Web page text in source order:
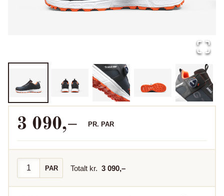
3 090,– PR. PAR
PAR Totalt kr. 3 090,–